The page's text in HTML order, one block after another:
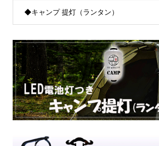
◆キャンプ 提灯（ランタン）